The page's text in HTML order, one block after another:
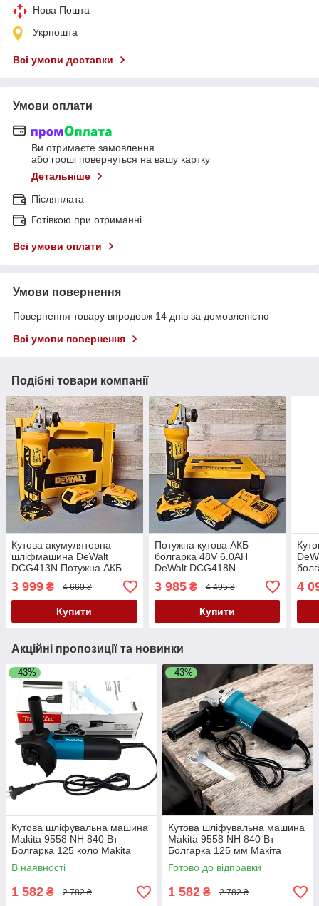
Нова Пошта
Укрпошта
Всі умови доставки
Умови оплати
Ви отримаєте замовлення
або гроші повернуться на вашу картку
Детальніше
Післяплата
Готівкою при отриманні
Всі умови оплати
Умови повернення
Повернення товару впродовж 14 днів за домовленістю
Всі умови повернення
Подібні товари компанії
Кутова акумуляторна
шліфмашина DeWalt
DCG413N Потужна АКБ
Болгарка Девольт 125мм
турбінка
3 999 ₴ 4 660 ₴
Купити
Потужна кутова АКБ
болгарка 48V 6.0AH
DeWalt DCG418N
Акумуляторна
шліфмашина
3 985₴ 4 495 ₴
Купити
4
Акційні пропозиції та новинки
–43%
Кутова шліфувальна машина
Makita 9558 NH 840 Вт
Болгарка 125 коло Makita
Ремонтна болгарка
В наявності
1 582 ₴ 2 782 ₴
–43%
Кутова шліфувальна машина
Makita 9558 NH 840 Вт
Болгарка 125 мм Макіта
Шліфмашина кутова
Готово до відправки
1 582 ₴ 2 782 ₴